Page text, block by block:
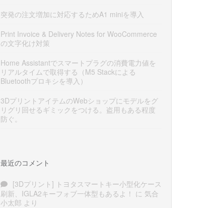
突発の注文増加に対応するためA1 miniを導入
Print Invoice & Delivery Notes for WooCommerce
の文字化け対策
Home Assistantでスマートプラグの消費電力値を
リアルタイムで取得する（M5 Stackによる
Bluetoothプロキシを導入）
3DプリントアイテムのWebショップにモデルをグ
リグリ回せるギミックをつける。盗用もある程度
防ぐ。
最近のコメント
[3Dプリント] トヨタスマートキー小型化ケース
刷新、IGLA2キーフォブ一体型もあるよ！ に 気合
小太郎 より